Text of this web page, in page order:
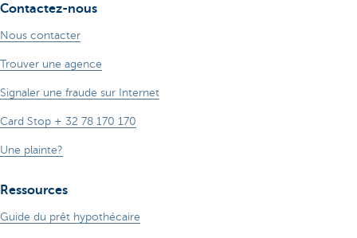
Contactez-nous
Nous contacter
Trouver une agence
Signaler une fraude sur Internet
Card Stop + 32 78 170 170
Une plainte?
Ressources
Guide du prêt hypothécaire